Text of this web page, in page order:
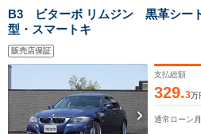
B3 ビターボ リムジン 黒革シー
型・スマートキ
販売店保証
支払総額
329.3万
通常ローン